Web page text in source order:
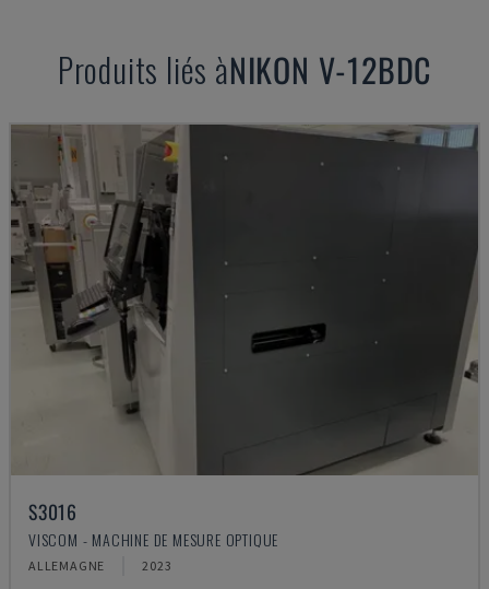
Produits liés àNIKON V-12BDC
S3016
VISCOM - MACHINE DE MESURE OPTIQUE
ALLEMAGNE 2023